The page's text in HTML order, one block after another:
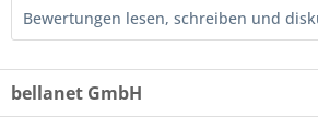
Bewertungen lesen, schreiben und
bellanet GmbH